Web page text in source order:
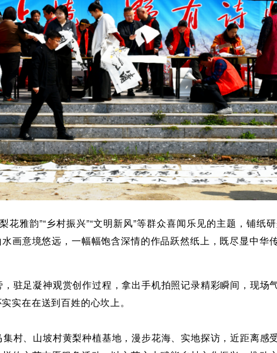
花雅韵”“乡村振兴”“文明新风”等群众喜闻乐见的主题，铺纸
画意境悠远，一幅幅饱含深情的作品跃然纸上，既尽显中华
驻足凝神观赏创作过程，拿出手机拍照记录精彩瞬间，现场
实在在送到百姓的心坎上。
村、山坡村黄梨种植基地，漫步花海、实地探访，近距离感